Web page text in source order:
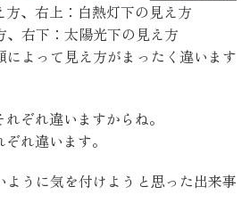
、右上：白熱灯下の見え方
右下：太陽光下の見え方
によって見え方がまったく違います
ぞれ違いますからね。
れ違います。
ように気を付けようと思った出来事